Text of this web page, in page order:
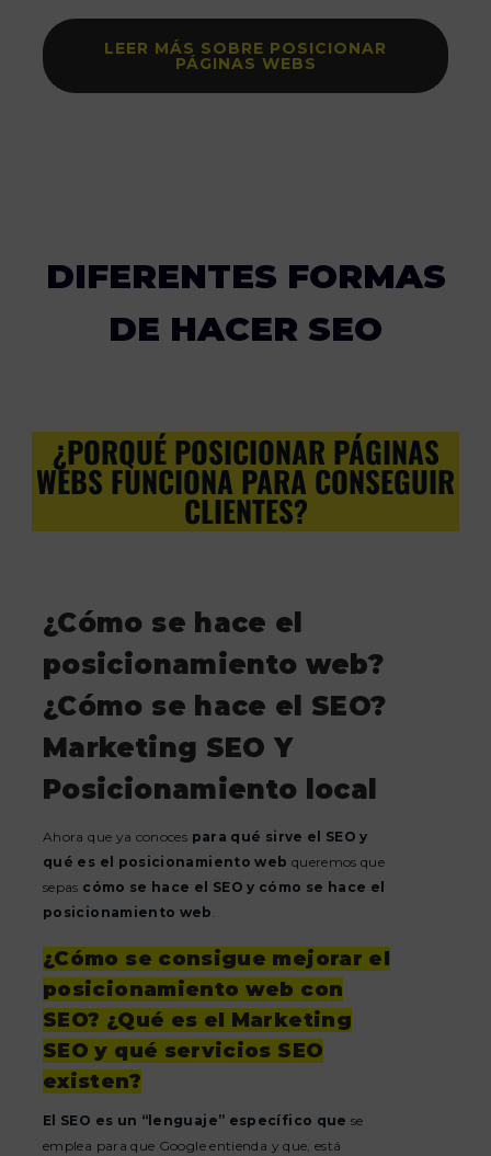
LEER MÁS SOBRE POSICIONAR
PÁGINAS WEBS
DIFERENTES FORMAS
DE HACER SEO
¿PORQUÉ POSICIONAR PÁGINAS
WEBS FUNCIONA PARA CONSEGUIR
CLIENTES?
¿Cómo se hace el
posicionamiento web?
¿Cómo se hace el SEO?
Marketing SEO Y
Posicionamiento local
Ahora que ya conoces para qué sirve el SEO y
qué es el posicionamiento web queremos que
sepas cómo se hace el SEO y cómo se hace el
posicionamiento web .
¿Cómo se consigue mejorar el
posicionamiento web con
SEO? ¿Qué es el Marketing
SEO y qué servicios SEO
existen?
El SEO es un “lenguaje” específico quese
emplea para que Google entienda y que, está